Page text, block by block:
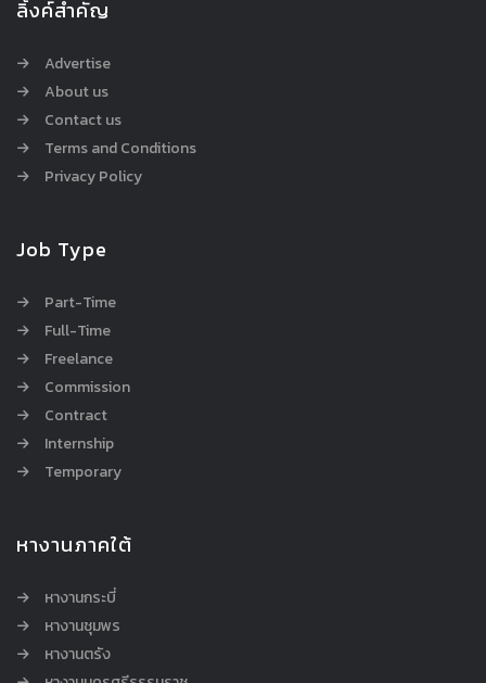
ลิ้งค์สำคัญ
Advertise
About us
Contact us
Terms and Conditions
Privacy Policy
Job Type
Part-Time
Full-Time
Freelance
Commission
Contract
Internship
Temporary
หางานภาคใต้
หางานกระบี่
หางานชุมพร
หางานตรัง